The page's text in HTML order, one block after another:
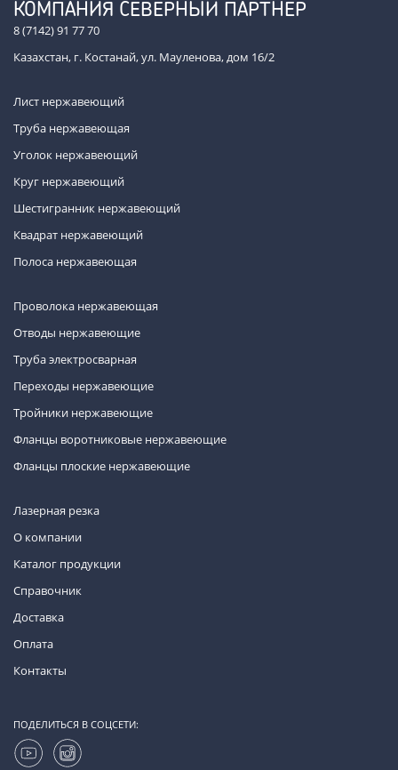
КОМПАНИЯ СЕВЕРНЫЙ ПАРТНЕР
8 (7142) 91 77 70
Казахстан, г. Костанай, ул. Мауленова, дом 16/2
Лист нержавеющий
Труба нержавеющая
Уголок нержавеющий
Круг нержавеющий
Шестигранник нержавеющий
Квадрат нержавеющий
Полоса нержавеющая
Проволока нержавеющая
Отводы нержавеющие
Труба электросварная
Переходы нержавеющие
Тройники нержавеющие
Фланцы воротниковые нержавеющие
Фланцы плоские нержавеющие
Лазерная резка
О компании
Каталог продукции
Справочник
Доставка
Оплата
Контакты
ПОДЕЛИТЬСЯ В СОЦСЕТИ: